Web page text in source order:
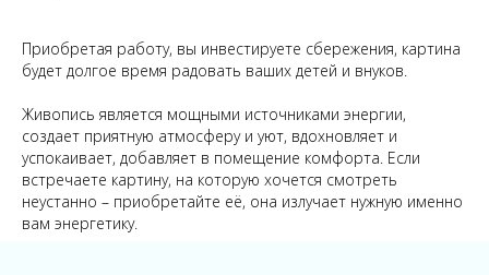
Приобретая работу, вы инвестируете сбережения, картина
будет долгое время радовать ваших детей и внуков.
Живопись является мощными источниками энергии,
создает приятную атмосферу и уют, вдохновляет и
успокаивает, добавляет в помещение комфорта. Если
встречаете картину, на которую хочется смотреть
неустанно – приобретайте её, она излучает нужную именно
вам энергетику.